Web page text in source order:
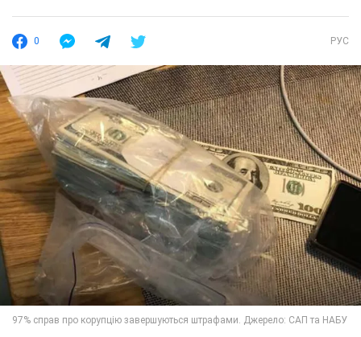
0 РУС